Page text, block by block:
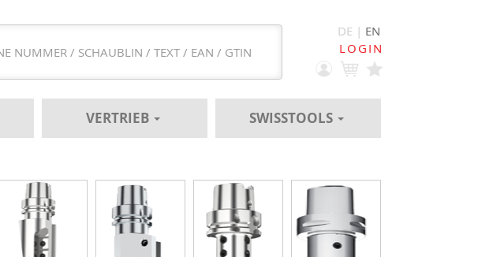
DE | EN
LOGIN
VERTRIEB SWISSTOOLS